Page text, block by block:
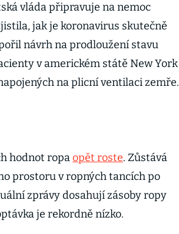
vláda připravuje na nemoc
jak je koronavirus skutečně
návrh na prodloužení stavu
v americkém státě New York
na plicní ventilaci zemře.
hodnot ropaopět roste. Zůstává
prostoru v ropných tancích po
zprávy dosahují zásoby ropy
je rekordně nízko.